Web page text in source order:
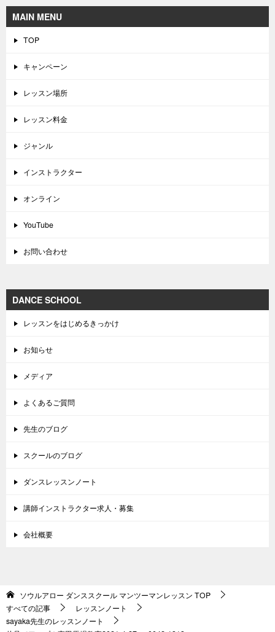
MAIN MENU
TOP
キャンペーン
レッスン場所
レッスン料金
ジャンル
インストラクター
オンライン
YouTube
お問い合わせ
DANCE SCHOOL
レッスンをはじめるきっかけ
お知らせ
メディア
よくあるご質問
先生のブログ
スクールのブログ
ダンスレッスンノート
講師インストラクター求人・募集
会社概要
ソウルアロー ダンススクール マンツーマンレッスン TOP
すべての記事
レッスンノート
sayaka先生のレッスンノート